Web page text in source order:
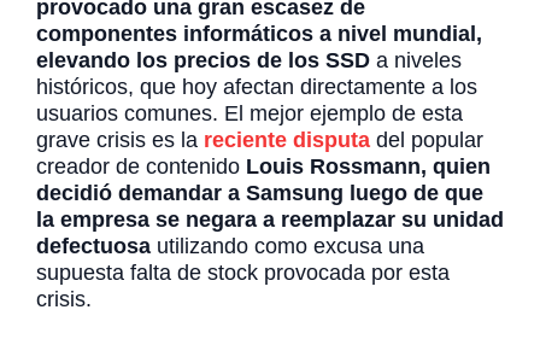
provocado una gran escasez de
componentes informáticos a nivel mundial,
elevando los precios de los SSD a niveles
históricos, que hoy afectan directamente a los
usuarios comunes. El mejor ejemplo de esta
grave crisis es la reciente disputa del popular
creador de contenido Louis Rossmann, quien
decidió demandar a Samsung luego de que
la empresa se negara a reemplazar su unidad
defectuosa utilizando como excusa una
supuesta falta de stock provocada por esta
crisis.